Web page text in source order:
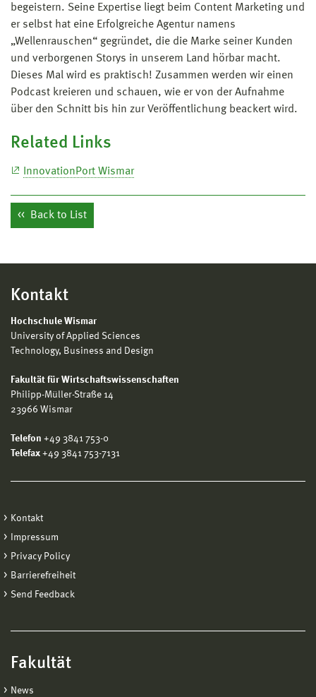
begeistern. Seine Expertise liegt beim Content Marketing und
er selbst hat eine Erfolgreiche Agentur namens
„Wellenrauschen“ gegründet, die die Marke seiner Kunden
und verborgenen Storys in unserem Land hörbar macht.
Dieses Mal wird es praktisch! Zusammen werden wir einen
Podcast kreieren und schauen, wie er von der Aufnahme
über den Schnitt bis hin zur Veröffentlichung beackert wird.
Related Links
InnovationPort Wismar
Back to List
Kontakt
Hochschule Wismar
University of Applied Sciences
Technology, Business and Design
Fakultät für Wirtschaftswissenschaften
Philipp-Müller-Straße 14
23966 Wismar
Telefon +49 3841 753-0
Telefax +49 3841 753-7131
Kontakt
Impressum
Privacy Policy
Barrierefreiheit
Send Feedback
Fakultät
News